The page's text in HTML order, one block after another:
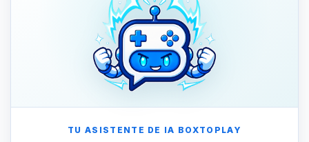
TU ASISTENTE DE IA BOXTOPLAY